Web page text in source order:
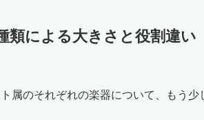
類による大きさと役割違い
属のそれぞれの楽器について、もう少